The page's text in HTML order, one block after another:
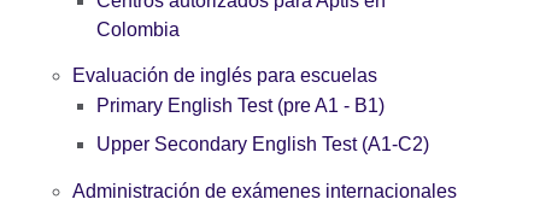
Colombia
Evaluación de inglés para escuelas
Primary English Test (pre A1 - B1)
Upper Secondary English Test (A1-C2)
Administración de exámenes internacionales